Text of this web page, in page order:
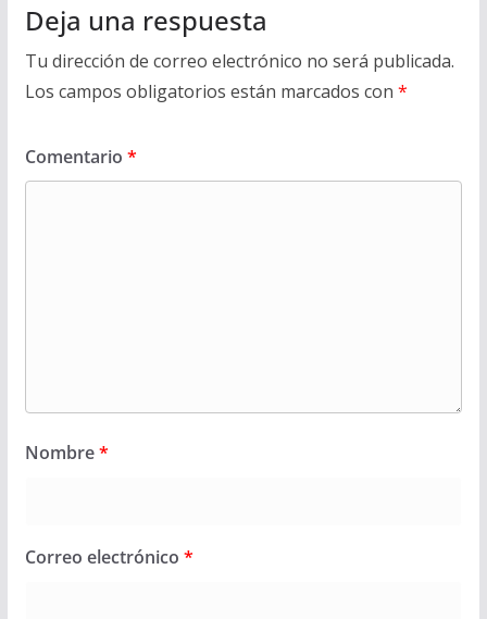
Deja una respuesta
Tu dirección de correo electrónico no será publicada.
Los campos obligatorios están marcados con *
Comentario *
Nombre*
Correo electrónico *